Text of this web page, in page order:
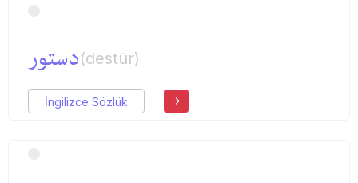
دستور(destür)
İngilizce Sözlük